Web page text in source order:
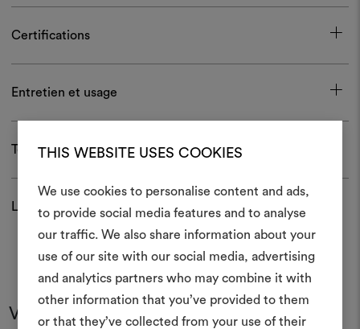
THIS WEBSITE USES COOKIES
We use cookies to personalise content and ads,
to provide social media features and to analyse
our traffic. We also share information about your
use of our site with our social media, advertising
and analytics partners who may combine it with
other information that you’ve provided to them
or that they’ve collected from your use of their
Certifications
Entretien et usage
Télécharger
Livraison et retour
Vous pourriez aussi aimer
Créer
Un instrument interactif
à vos idées et les partager,
des matériaux et des